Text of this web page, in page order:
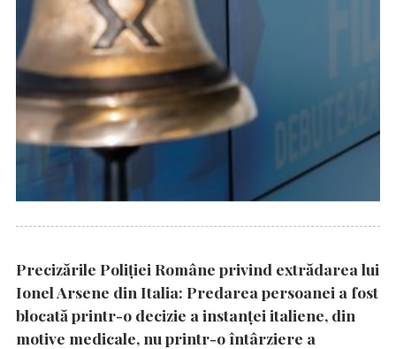
Precizările Poliţiei Române privind extrădarea lui
Ionel Arsene din Italia: Predarea persoanei a fost
blocată printr-o decizie a instanţei italiene, din
motive medicale, nu printr-o întârziere a